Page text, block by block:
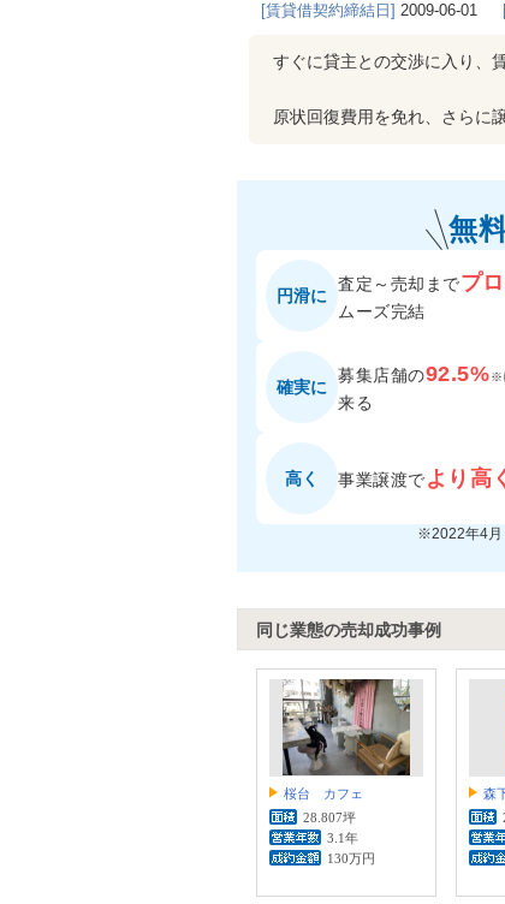
[賃貸借契約締結日] 2009-06-01
すぐに貸主との交渉に入り、
原状回復費用を免れ、さらに
無
円滑に
査定～売却までプ
ムーズ完結
確実に
募集店舗の92.5%※
来る
高く 事業譲渡でより高
※2022年4月
同じ業態の売却成功事例
桜台 カフェ
28.807坪
3.1年
130万円
森